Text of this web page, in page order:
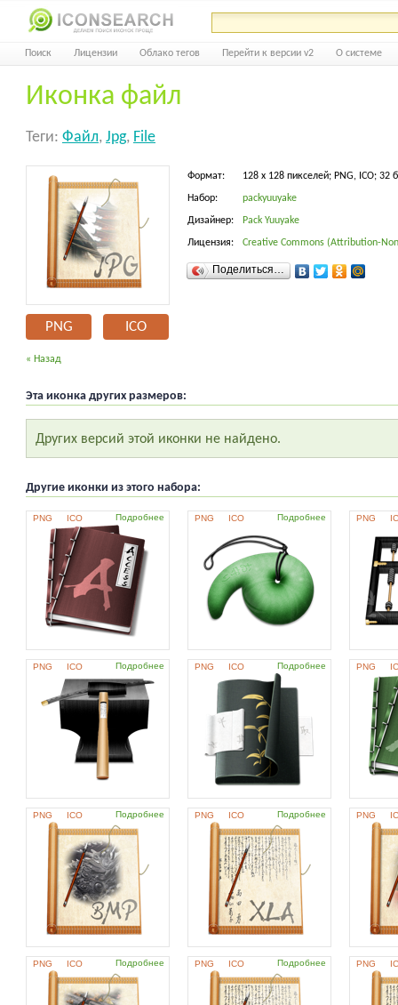
Поиск Лицензии Облако тегов Перейти к версии v2 О системе
Иконка файл
Теги: Файл, Jpg, File
PNG ICO
Формат: 128 x 128 пикселей; PNG, ICO; 32
Набор: packyuuyake
Дизайнер: Pack Yuuyake
Лицензия: Creative Commons (Attribution-
Поделиться…
« Назад
Эта иконка других размеров:
Других версий этой иконки не найдено.
Другие иконки из этого набора:
PNG ICO Подробнее PNG ICO Подробнее PNG
PNG ICO Подробнее PNG ICO Подробнее PNG
PNG ICO Подробнее PNG ICO Подробнее PNG
PNG ICO Подробнее PNG ICO Подробнее PNG